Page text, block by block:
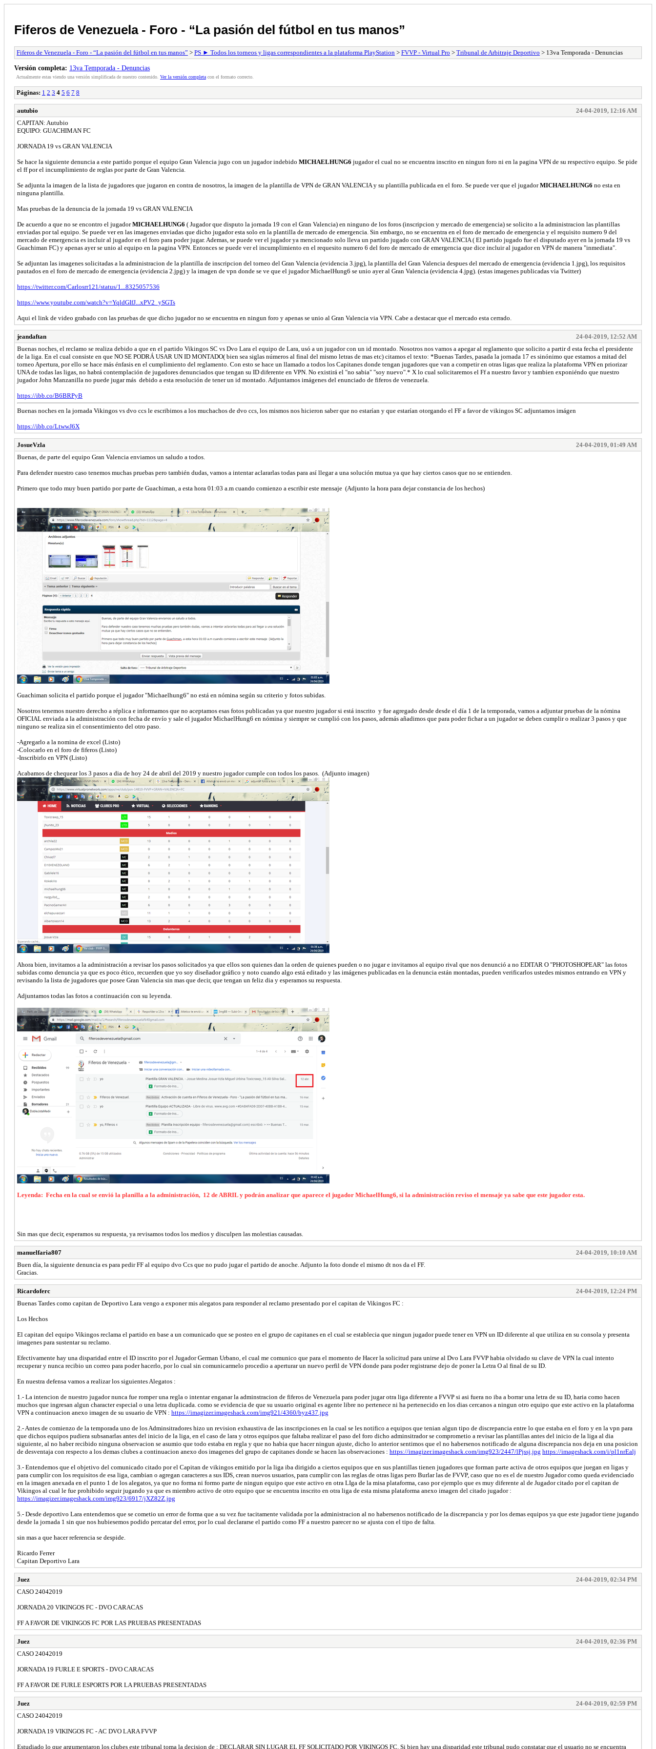
Fiferos de Venezuela - Foro - “La pasión del fútbol en tus manos”
Fiferos de Venezuela - Foro - “La pasión del fútbol en tus manos” > PS ► Todos los torneos y ligas correspondientes a la plataforma PlayStation > FVVP - Virtual Pro > Tribunal de Arbitraje Deportivo > 13va Temporada - Denuncias
Versión completa: 13va Temporada - Denuncias
Actualmente estas viendo una versión simplificada de nuestro contenido. Ver la versión completa con el formato correcto.
Páginas: 1 2 3 4 5 6 7 8
autubio
24-04-2019, 12:16 AM
CAPITAN: Autubio
EQUIPO: GUACHIMAN FC
JORNADA 19 vs GRAN VALENCIA
Se hace la siguiente denuncia a este partido porque el equipo Gran Valencia jugo con un jugador indebido MICHAELHUNG6 jugador el cual no se encuentra inscrito en ningun foro ni en la pagina VPN de su respectivo equipo. Se pide
el ff por el incumplimiento de reglas por parte de Gran Valencia.
Se adjunta la imagen de la lista de jugadores que jugaron en contra de nosotros, la imagen de la plantilla de VPN de GRAN VALENCIA y su plantilla publicada en el foro. Se puede ver que el jugadorMICHAELHUNG6 no esta en
ninguna plantilla.
Mas pruebas de la denuncia de la jornada 19 vs GRAN VALENCIA
De acuerdo a que no se encontro el jugadorMICHAELHUNG6 ( Jugador que disputo la jornada 19 con el Gran Valencia) en ninguno de los foros (inscripcion y mercado de emergencia) se solicito a la administracion las plantillas
enviadas por tal equipo. Se puede ver en las imagenes enviadas que dicho jugador esta solo en la plantilla de mercado de emergencia. Sin embargo, no se encuentra en el foro de mercado de emergencia y el requisito numero 9 del
mercado de emergencia es incluir al jugador en el foro para poder jugar. Ademas, se puede ver el jugador ya mencionado solo lleva un partido jugado con GRAN VALENCIA ( El partido jugado fue el disputado ayer en la jornada 19 vs
Guachiman FC) y apenas ayer se unio al equipo en la pagina VPN. Entonces se puede ver el incumplimiento en el requesito numero 6 del foro de mercado de emergencia que dice incluir al jugador en VPN de manera "inmediata".
Se adjuntan las imagenes solicitadas a la administracion de la plantilla de inscripcion del torneo del Gran Valencia (evidencia 3.jpg), la plantilla del Gran Valencia despues del mercado de emergencia (evidencia 1.jpg), los requisitos
pautados en el foro de mercado de emergencia (evidencia 2.jpg) y la imagen de vpn donde se ve que el jugador MichaelHung6 se unio ayer al Gran Valencia (evidencia 4.jpg). (estas imagenes publicadas via Twitter)
https://twitter.com/Carlosrr121/status/1...8325057536
https://www.youtube.com/watch?v=YqldGIfJ...xPV2_ySGTs
Aqui el link de video grabado con las pruebas de que dicho jugador no se encuentra en ningun foro y apenas se unio al Gran Valencia via VPN. Cabe a destacar que el mercado esta cerrado.
jeandaftan
24-04-2019, 12:52 AM
Buenas noches, el reclamo se realiza debido a que en el partido Vikingos SC vs Dvo Lara el equipo de Lara, usó a un jugador con un id montado. Nosotros nos vamos a apegar al reglamento que solicito a partir d esta fecha el presidente
de la liga. En el cual consiste en que NO SE PODRÁ USAR UN ID MONTADO( bien sea siglas números al final del mismo letras de mas etc) citamos el texto: *Buenas Tardes, pasada la jornada 17 es sinónimo que estamos a mitad del
torneo Apertura, por ello se hace más énfasis en el cumplimiento del reglamento. Con esto se hace un llamado a todos los Capitanes donde tengan jugadores que van a competir en otras ligas que realiza la plataforma VPN en priorizar
UNA de todas las ligas, no habrá contemplación de jugadores denunciados que tengan su ID diferente en VPN. No existirá el "no sabia" "soy nuevo".* X lo cual solicitaremos el Ff a nuestro favor y tambien exponiéndo que nuestro
jugador John Manzanilla no puede jugar más debido a esta resolución de tener un id montado. Adjuntamos imágenes del enunciado de fiferos de venezuela.
https://ibb.co/B6BRPyB
Buenas noches en la jornada Vikingos vs dvo ccs le escribimos a los muchachos de dvo ccs, los mismos nos hicieron saber que no estarían y que estarían otorgando el FF a favor de vikingos SC adjuntamos imágen
https://ibb.co/LtwwJ6X
JosueVzla
24-04-2019, 01:49 AM
Buenas, de parte del equipo Gran Valencia enviamos un saludo a todos.
Para defender nuestro caso tenemos muchas pruebas pero también dudas, vamos a intentar aclararlas todas para así llegar a una solución mutua ya que hay ciertos casos que no se entienden.
Primero que todo muy buen partido por parte de Guachiman, a esta hora 01:03 a.m cuando comienzo a escribir este mensaje (Adjunto la hora para dejar constancia de los hechos)
Guachiman solicita el partido porque el jugador "Michaelhung6" no está en nómina según su criterio y fotos subidas.
Nosotros tenemos nuestro derecho a réplica e informamos que no aceptamos esas fotos publicadas ya que nuestro jugador si está inscrito y fue agregado desde desde el día 1 de la temporada, vamos a adjuntar pruebas de la nómina
OFICIAL enviada a la administración con fecha de envío y sale el jugador MichaelHung6 en nómina y siempre se cumplió con los pasos, además añadimos que para poder fichar a un jugador se deben cumplir o realizar 3 pasos y que
ninguno se realiza sin el consentimiento del otro paso.
-Agregarlo a la nomina de excel (Listo)
-Colocarlo en el foro de fiferos (Listo)
-Inscribirlo en VPN (Listo)
Acabamos de chequear los 3 pasos a dia de hoy 24 de abril del 2019 y nuestro jugador cumple con todos los pasos. (Adjunto imagen)
Ahora bien, invitamos a la administración a revisar los pasos solicitados ya que ellos son quienes dan la orden de quienes pueden o no jugar e invitamos al equipo rival que nos denunció a no EDITAR O "PHOTOSHOPEAR" las fotos
subidas como denuncia ya que es poco ético, recuerden que yo soy diseñador gráfico y noto cuando algo está editado y las imágenes publicadas en la denuncia están montadas, pueden verificarlos ustedes mismos entrando en VPN y
revisando la lista de jugadores que posee Gran Valencia sin mas que decir, que tengan un feliz dia y esperamos su respuesta.
Adjuntamos todas las fotos a continuación con su leyenda.
Leyenda: Fecha en la cual se envió la planilla a la administración, 12 de ABRIL y podrán analizar que aparece el jugador MichaelHung6, si la administración reviso el mensaje ya sabe que este jugador esta.
Sin mas que decir, esperamos su respuesta, ya revisamos todos los medios y disculpen las molestias causadas.
manuelfaria807
24-04-2019, 10:10 AM
Buen día, la siguiente denuncia es para pedir FF al equipo dvo Ccs que no pudo jugar el partido de anoche. Adjunto la foto donde el mismo dt nos da el FF.
Gracias.
Ricardoferc
24-04-2019, 12:24 PM
Buenas Tardes como capitan de Deportivo Lara vengo a exponer mis alegatos para responder al reclamo presentado por el capitan de Vikingos FC :
Los Hechos
El capitan del equipo Vikingos reclama el partido en base a un comunicado que se posteo en el grupo de capitanes en el cual se establecia que ningun jugador puede tener en VPN un ID diferente al que utiliza en su consola y presenta
imagenes para sustentar su reclamo.
Efectivamente hay una disparidad entre el ID inscrito por el Jugador German Urbano, el cual me comunico que para el momento de Hacer la solicitud para unirse al Dvo Lara FVVP habia olvidado su clave de VPN la cual intento
recuperar y nunca recibio un correo para poder hacerlo, por lo cual sin comunicarmelo procedio a aperturar un nuevo perfil de VPN donde para poder registrarse dejo de poner la Letra O al final de su ID.
En nuestra defensa vamos a realizar los siguientes Alegatos :
1.- La intencion de nuestro jugador nunca fue romper una regla o intentar enganar la adminstracion de fiferos de Venezuela para poder jugar otra liga diferente a FVVP si asi fuera no iba a borrar una letra de su ID, haria como hacen
muchos que ingresan algun character especial o una letra duplicada. como se evidencia de que su usuario original es agente libre no pertenece ni ha pertenecido en los dias cercanos a ningun otro equipo que este activo en la plataforma
VPN a continuacion anexo imagen de su usuario de VPN : https://imagizer.imageshack.com/img921/4360/byz437.jpg
2.- Antes de comienzo de la temporada uno de los Adminsitradores hizo un revision exhaustiva de las inscripciones en la cual se les notifico a equipos que tenian algun tipo de discrepancia entre lo que estaba en el foro y en la vpn para
que dichos equipos pudiera subsanarlas antes del inicio de la liga, en el caso de lara y otros equipos que faltaba realizar el paso del foro dicho adminsitrador se comprometio a revisar las plantillas antes del inicio de la liga al dia
siguiente, al no haber recibido ninguna observacion se asumio que todo estaba en regla y que no habia que hacer ningun ajuste, dicho lo anterior sentimos que el no habersenos notificado de alguna discrepancia nos deja en una posicion
de desventaja con respecto a los demas clubes a continuacion anexo dos imagenes del grupo de capitanes donde se hacen las observaciones : https://imagizer.imageshack.com/img923/2447/lPjssj.jpg https://imageshack.com/i/pl1nrEalj
3.- Entendemos que el objetivo del comunicado citado por el Capitan de vikingos emitido por la liga iba dirigido a ciertos equipos que en sus plantillas tienen jugadores que forman parte activa de otros equipos que juegan en ligas y
para cumplir con los requisitos de esa liga, cambian o agregan caracteres a sus IDS, crean nuevos usuarios, para cumplir con las reglas de otras ligas pero Burlar las de FVVP, caso que no es el de nuestro Jugador como queda evidenciado
en la imagen anexada en el punto 1 de los alegatos, ya que no forma ni formo parte de ningun equipo que este activo en otra LIga de la misa plataforma, caso por ejemplo que es muy diferente al de Jugador citado por el capitan de
Vikingos al cual le fue prohibido seguir jugando ya que es miembro activo de otro equipo que se encuentra inscrito en otra liga de esta misma plataforma anexo imagen del citado jugador :
https://imagizer.imageshack.com/img923/6917/jXZ82Z.jpg
5.- Desde deportivo Lara entendemos que se cometio un error de forma que a su vez fue tacitamente validada por la administracion al no habersenos notificado de la discrepancia y por los demas equipos ya que este jugador tiene jugando
desde la jornada 1 sin que nos hubiesemos podido percatar del error, por lo cual declararse el partido como FF a nuestro parecer no se ajusta con el tipo de falta.
sin mas a que hacer referencia se despide.
Ricardo Ferrer
Capitan Deportivo Lara
Juez
24-04-2019, 02:34 PM
CASO 24042019
JORNADA 20 VIKINGOS FC - DVO CARACAS
FF A FAVOR DE VIKINGOS FC POR LAS PRUEBAS PRESENTADAS
Juez
24-04-2019, 02:36 PM
CASO 24042019
JORNADA 19 FURLE E SPORTS - DVO CARACAS
FF A FAVOR DE FURLE ESPORTS POR LA PRUEBAS PRESENTADAS
Juez
24-04-2019, 02:59 PM
CASO 24042019
JORNADA 19 VIKINGOS FC - AC DVO LARA FVVP
Estudiado lo que argumentaron los clubes este tribunal toma la decision de : DECLARAR SIN LUGAR EL FF SOLICITADO POR VIKINGOS FC. Si bien hay una disparidad este tribunal pudo constatar que el usuario no se encuentra